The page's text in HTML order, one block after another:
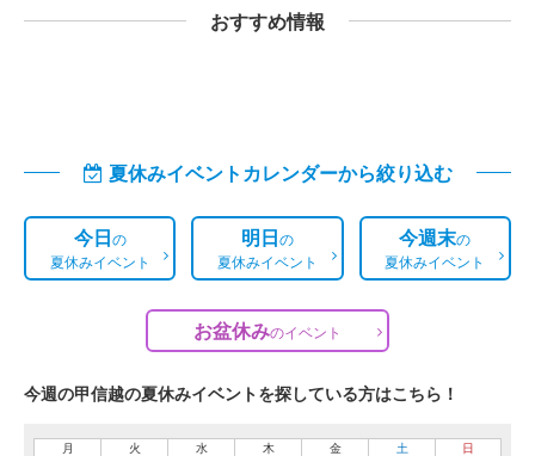
おすすめ情報
夏休みイベントカレンダーから絞り込む
今日の
夏休みイベント
明日の
夏休みイベント
今週末の
夏休みイベント
お盆休みのイベント
今週の甲信越の夏休みイベントを探している方はこちら！
月 火 水 木 金 土 日